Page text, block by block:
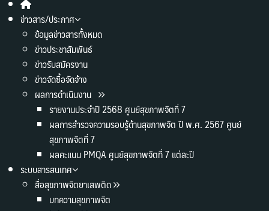
ข่าวสาร/ประกาศ
ข้อมูลข่าวสารทั้งหมด
ข่าวประชาสัมพันธ์
ข่าวรับสมัครงาน
ข่าวจัดซื้อจัดจ้าง
ผลการดำเนินงาน
รายงานประจำปี 2568 ศูนย์สุขภาพจิตที่ 7
ผลการสำรวจความรอบรู้ด้านสุขภาพจิต ปี พ.ศ. 2567 ศูนย์
สุขภาพจิตที่ 7
ผลคะแนน PMQA ศูนย์สุขภาพจิตที่ 7 แต่ละปี
ระบบสารสนเทศ
สื่อสุขภาพจิตยาเสพติด
บทความสุขภาพจิต